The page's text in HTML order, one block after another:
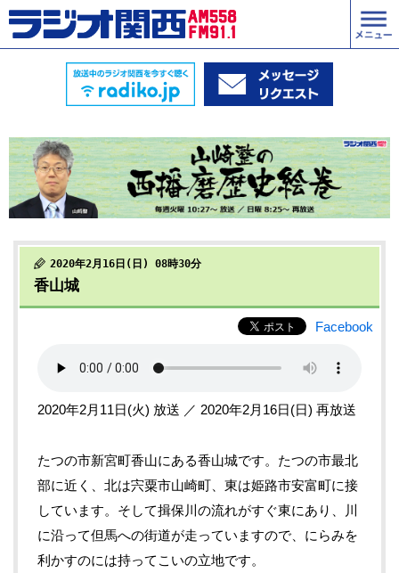
2020年2月16日(日) 08時30分
香山城
Facebook
2020年2月11日(火) 放送 ／ 2020年2月16日(日) 再放送
たつの市新宮町香山にある香山城です。たつの市最北
部に近く、北は宍粟市山崎町、東は姫路市安富町に接
しています。そして揖保川の流れがすぐ東にあり、川
に沿って但馬への街道が走っていますので、にらみを
利かすのには持ってこいの立地です。